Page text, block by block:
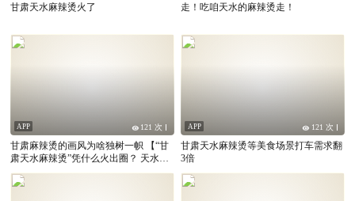
甘肃天水麻辣烫火了 走！吃咱天水的麻辣烫走！
APP 121 次
甘肃麻辣烫的画风为啥独树一帜 【“甘
肃天水麻辣烫”凭什么火出圈？ 天水麻
辣烫的灵魂都是本地
APP 121 次
甘肃天水麻辣烫等美食场景打车需求翻
3倍